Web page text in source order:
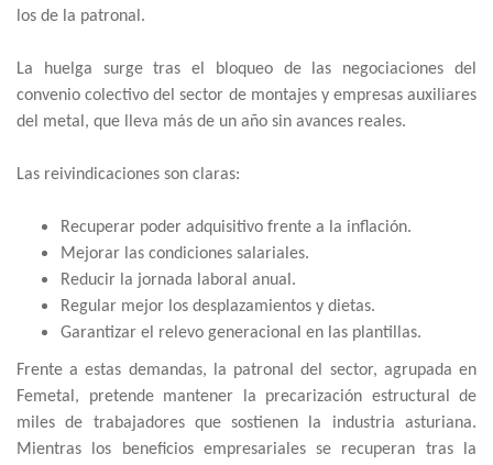
los de la patronal.
La huelga surge tras el bloqueo de las negociaciones del
convenio colectivo del sector de montajes y empresas auxiliares
del metal, que lleva más de un año sin avances reales.
Las reivindicaciones son claras:
Recuperar poder adquisitivo frente a la inflación.
Mejorar las condiciones salariales.
Reducir la jornada laboral anual.
Regular mejor los desplazamientos y dietas.
Garantizar el relevo generacional en las plantillas.
Frente a estas demandas, la patronal del sector, agrupada en
Femetal, pretende mantener la precarización estructural de
miles de trabajadores que sostienen la industria asturiana.
Mientras los beneficios empresariales se recuperan tras la